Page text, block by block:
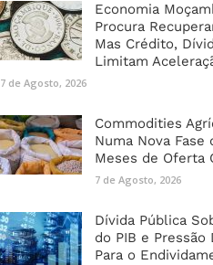
Economia
Procura
Mas Crédito,
Limitam
7 de Agosto, 2026
Commodities
Numa Nova Fase
Meses de Oferta
7 de Agosto, 2026
Dívida Pública
do PIB e Pressão
Para o